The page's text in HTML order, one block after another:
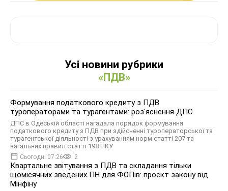
Усі новини рубрики
«ПДВ»
Формування податкового кредиту з ПДВ
туроператорами та турагентами: роз'яснення ДПС
ДПС в Одеській області нагадала порядок формування
податкового кредиту з ПДВ при здійсненні туроператорської та
турагентської діяльності з урахуванням норм статті 207 та
загальних правил статті 198 ПКУ
Сьогодні 07:26 2
Квартальне звітування з ПДВ та складання тільки
щомісячних зведених ПН для ФОПів: проєкт закону від
Мінфіну